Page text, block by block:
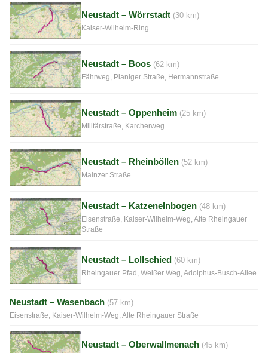
Neustadt – Wörrstadt (30 km)
Kaiser-Wilhelm-Ring
Neustadt – Boos (62 km)
Fährweg, Planiger Straße, Hermannstraße
Neustadt – Oppenheim (25 km)
Militärstraße, Karcherweg
Neustadt – Rheinböllen (52 km)
Mainzer Straße
Neustadt – Katzenelnbogen (48 km)
Eisenstraße, Kaiser-Wilhelm-Weg, Alte Rheingauer
Straße
Neustadt – Lollschied (60 km)
Rheingauer Pfad, Weißer Weg, Adolphus-Busch-Allee
Neustadt – Wasenbach (57 km)
Eisenstraße, Kaiser-Wilhelm-Weg, Alte Rheingauer Straße
Neustadt – Oberwallmenach (45 km)